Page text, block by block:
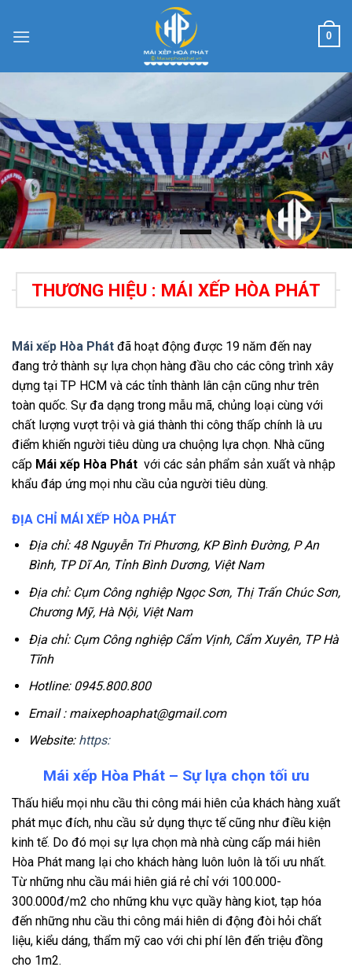
0
THƯƠNG HIỆU : MÁI XẾP HÒA PHÁT
Mái xếp Hòa Phát đã hoạt động được 19 năm đến nay
đang trở thành sự lựa chọn hàng đầu cho các công trình xây
dựng tại TP HCM và các tỉnh thành lân cận cũng như trên
toàn quốc. Sự đa dạng trong mẫu mã, chủng loại cùng với
chất lượng vượt trội và giá thành thi công thấp chính là ưu
điểm khiến người tiêu dùng ưa chuộng lựa chọn. Nhà cũng
cấp Mái xếp Hòa Phát với các sản phẩm sản xuất và nhập
khẩu đáp ứng mọi nhu cầu của người tiêu dùng.
ĐỊA CHỈ MÁI XẾP HÒA PHÁT
Địa chỉ: 48 Nguyễn Tri Phương, KP Bình Đường, P An
Bình, TP Dĩ An, Tỉnh Bình Dương, Việt Nam
Địa chỉ: Cụm Công nghiệp Ngọc Sơn, Thị Trấn Chúc Sơn,
Chương Mỹ, Hà Nội, Việt Nam
Địa chỉ: Cụm Công nghiệp Cẩm Vịnh, Cẩm Xuyên, TP Hà
Tĩnh
Hotline: 0945.800.800
Email : maixephoaphat@gmail.com
Website: https:
Mái xếp Hòa Phát – Sự lựa chọn tối ưu
Thấu hiểu mọi nhu cầu thi công mái hiên của khách hàng xuất
phát mục đích, nhu cầu sử dụng thực tế cũng như điều kiện
kinh tế. Do đó mọi sự lựa chọn mà nhà cùng cấp mái hiên
Hòa Phát mang lại cho khách hàng luôn luôn là tối ưu nhất.
Từ những nhu cầu mái hiên giá rẻ chỉ với 100.000-
300.000đ/m2 cho những khu vực quầy hàng kiot, tạp hóa
đến những nhu cầu thi công mái hiên di động đòi hỏi chất
liệu, kiểu dáng, thẩm mỹ cao với chi phí lên đến triệu đồng
cho 1m2.